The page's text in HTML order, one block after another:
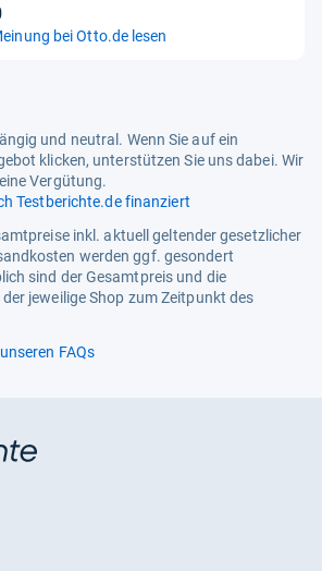
bei Otto.de lesen
und neutral. Wenn Sie auf ein
klicken, unterstützen Sie uns dabei. Wir
Vergütung.
Testberichte.de finanziert
inkl. aktuell geltender gesetzlicher
werden ggf. gesondert
sind der Gesamtpreis und die
jeweilige Shop zum Zeitpunkt des
FAQs